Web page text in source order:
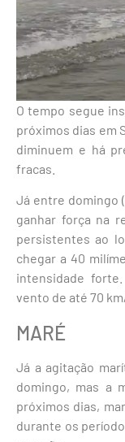
O tempo segue
próximos dias em
diminuem e há
fracas.
Já entre domingo
ganhar força na
persistentes ao
chegar a 40
intensidade
vento de até 70
MARÉ
Já a agitação
domingo, mas a
próximos dias,
durante os